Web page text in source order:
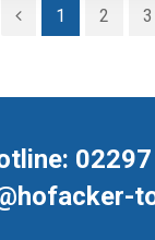
1 2 3